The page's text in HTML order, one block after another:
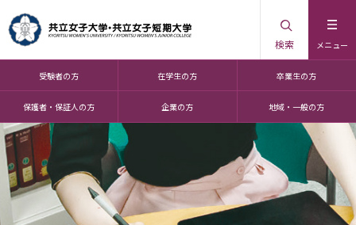
メニュー
検索
受験者の方 在学生の方 卒業生の方
保護者・保証人の方 企業の方 地域・一般の方